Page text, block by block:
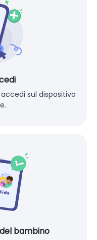
sul dispositivo
bambino